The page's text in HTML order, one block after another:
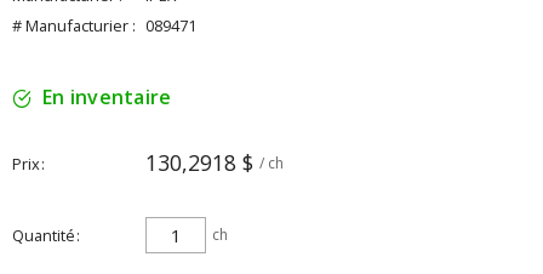
# Manufacturier : 089471
En inventaire
Prix 130,2918 $ / ch
Quantité ch